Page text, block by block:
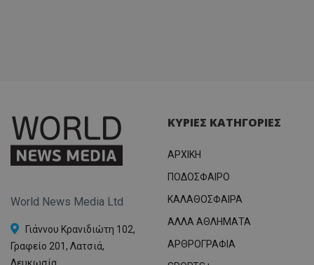
World News Media Ltd
Γιάννου Κρανιδιώτη 102,
Γραφείο 201, Λατσιά,
ΚΥΡΙΕΣ ΚΑΤΗΓΟΡΙΕΣ
ΑΡΧΙΚΗ
ΠΟΔΟΣΦΑΙΡΟ
ΚΑΛΑΘΟΣΦΑΙΡΑ
ΑΛΛΑ ΑΘΛΗΜΑΤΑ
ΑΡΘΡΟΓΡΑΦΙΑ